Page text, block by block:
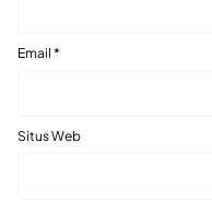
Email *
Situs Web